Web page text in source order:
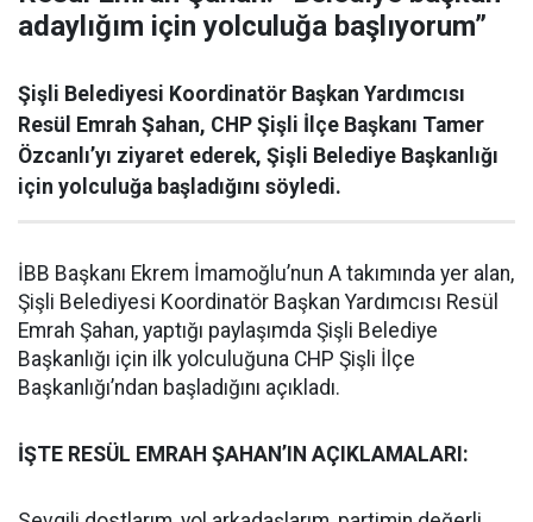
adaylığım için yolculuğa başlıyorum”
Şişli Belediyesi Koordinatör Başkan Yardımcısı
Resül Emrah Şahan, CHP Şişli İlçe Başkanı Tamer
Özcanlı’yı ziyaret ederek, Şişli Belediye Başkanlığı
için yolculuğa başladığını söyledi.
İBB Başkanı Ekrem İmamoğlu’nun A takımında yer alan,
Şişli Belediyesi Koordinatör Başkan Yardımcısı Resül
Emrah Şahan, yaptığı paylaşımda Şişli Belediye
Başkanlığı için ilk yolculuğuna CHP Şişli İlçe
Başkanlığı’ndan başladığını açıkladı.
İŞTE RESÜL EMRAH ŞAHAN’IN AÇIKLAMALARI: